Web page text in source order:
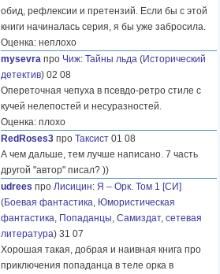
обид, рефлексии и претензий. Если бы с этой
книги начиналась серия, я бы уже забросила.
Оценка: неплохо
mysevra про Чиж: Тайны льда (Исторический
детектив) 02 08
Опереточная чепуха в псевдо-ретро стиле с
кучей нелепостей и несуразностей.
Оценка: плохо
RedRoses3 про Таксист 01 08
А чем дальше, тем лучше написано. 7 часть
другой "автор" писал? ))
udrees про Лисицин: Я – Орк. Том 1 [СИ]
(Боевая фантастика, Юмористическая
фантастика, Попаданцы, Самиздат, сетевая
литература) 31 07
Хорошая такая, добрая и наивная книга про
приключения попаданца в теле орка в